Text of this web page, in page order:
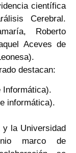
científica
Cerebral.
Roberto
Aceves de
destacan:
Informática).
informática).
y la Universidad
marco de